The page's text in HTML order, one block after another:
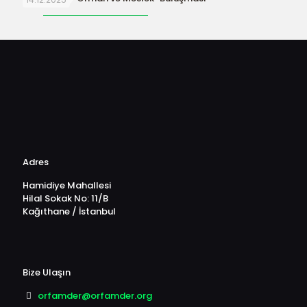
Adres
Hamidiye Mahallesi
Hilal Sokak No: 11/B
Kağıthane / İstanbul
Bize Ulaşın
orfamder@orfamder.org